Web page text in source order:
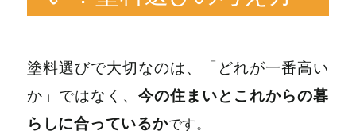
塗料選びで大切なのは、「どれが一番高い
か」ではなく、今の住まいとこれからの暮
らしに合っているかです。